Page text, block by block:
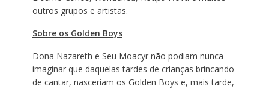
outros grupos e artistas.
Sobre os Golden Boys
Dona Nazareth e Seu Moacyr não podiam nunca
imaginar que daquelas tardes de crianças brincando
de cantar, nasceriam os Golden Boys e, mais tarde,